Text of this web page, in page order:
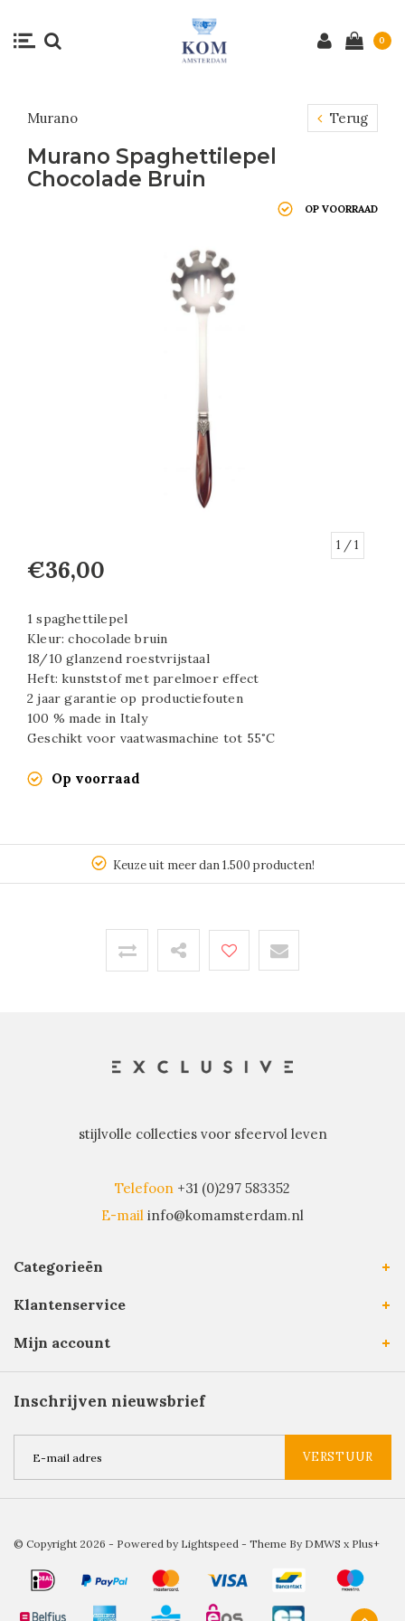
0
Murano Terug
Murano Spaghettilepel
Chocolade Bruin
OP VOORRAAD
1 / 1
€36,00
1 spaghettilepel
Kleur: chocolade bruin
18/10 glanzend roestvrijstaal
Heft: kunststof met parelmoer effect
2 jaar garantie op productiefouten
100 % made in Italy
Geschikt voor vaatwasmachine tot 55˚C
Op voorraad
Keuze uit meer dan 1.500 producten!
stijlvolle collecties voor sfeervol leven
Telefoon +31 (0)297 583352
E-mail info@komamsterdam.nl
Categorieën
Klantenservice
Mijn account
Inschrijven nieuwsbrief
VERSTUUR
© Copyright 2026 - Powered by Lightspeed - Theme By DMWS x Plus+